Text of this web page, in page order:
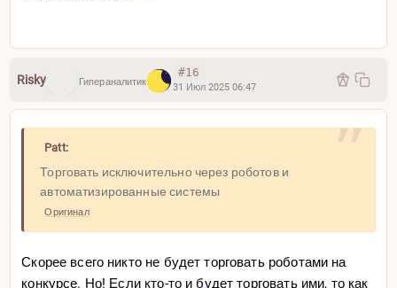
Risky Гипераналитик
#16
31 Июл 2025 06:47
Patt:
Торговать исключительно через роботов и
автоматизированные системы
Оригинал
Скорее всего никто не будет торговать роботами на
конкурсе. Но! Если кто-то и будет торговать ими, то как